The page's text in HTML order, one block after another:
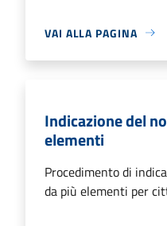
VAI ALLA PAGINA
Indicazione del
elementi
Procedimento di
da più elementi per